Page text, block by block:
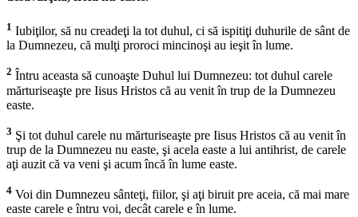
1 Iubiţilor, să nu creadeţi la tot duhul, ci să ispitiţi duhurile de sânt de
la Dumnezeu, că mulţi proroci mincinoşi au ieşit în lume.
2 Întru aceasta să cunoaşte Duhul lui Dumnezeu: tot duhul carele
mărturiseaşte pre Iisus Hristos că au venit în trup de la Dumnezeu
easte.
3 Şi tot duhul carele nu mărturiseaşte pre Iisus Hristos că au venit în
trup de la Dumnezeu nu easte, şi acela easte a lui antihrist, de carele
aţi auzit că va veni şi acum încă în lume easte.
4 Voi din Dumnezeu sânteţi, fiilor, şi aţi biruit pre aceia, că mai mare
easte carele e întru voi, decât carele e în lume.